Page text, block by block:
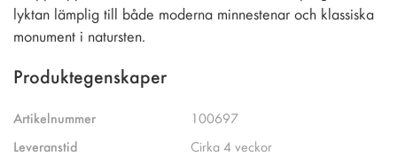
lyktan lämplig till både moderna minnestenar och klassiska
monument i natursten.
Produktegenskaper
Artikelnummer
100697
Leveranstid
Cirka 4 veckor